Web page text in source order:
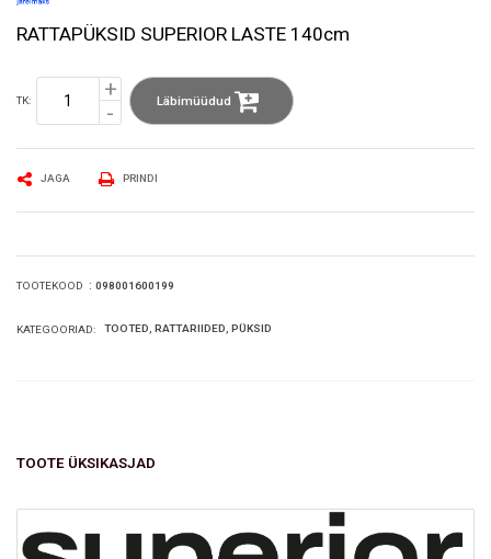
RATTAPÜKSID SUPERIOR LASTE 140cm
TK: Läbimüüdud
JAGA PRINDI
TOOTEKOOD : 098001600199
KATEGOORIAD: TOOTED RATTARIIDED PÜKSID
TOOTE ÜKSIKASJAD